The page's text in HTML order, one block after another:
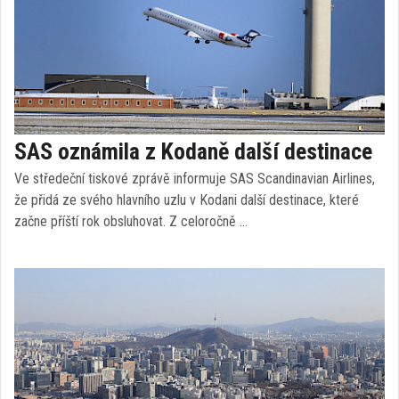
SAS oznámila z Kodaně další destinace
Ve středeční tiskové zprávě informuje SAS Scandinavian Airlines,
že přidá ze svého hlavního uzlu v Kodani další destinace, které
začne příští rok obsluhovat. Z celoročně …